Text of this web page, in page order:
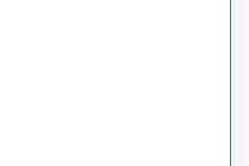
وتتبنى الشركة فلسفة
مراحل تنفيذ مشروعاتها،
والحلول البيئية في البناء
التي تركز على الجودة
العقاري إلى مواصلة